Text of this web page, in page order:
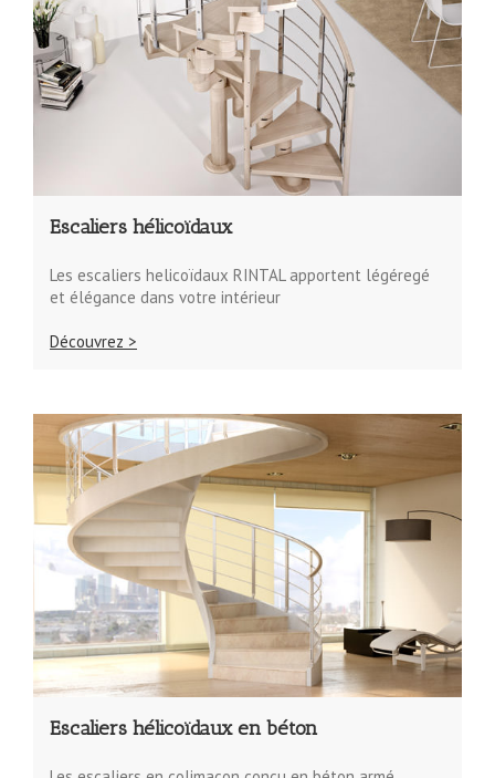
Escaliers hélicoïdaux
Les escaliers helicoïdaux RINTAL apportent légéregé
et élégance dans votre intérieur
Découvrez >
Escaliers hélicoïdaux en béton